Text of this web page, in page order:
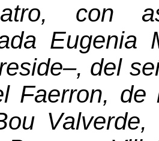
con
Eugenia
del
Faerron,